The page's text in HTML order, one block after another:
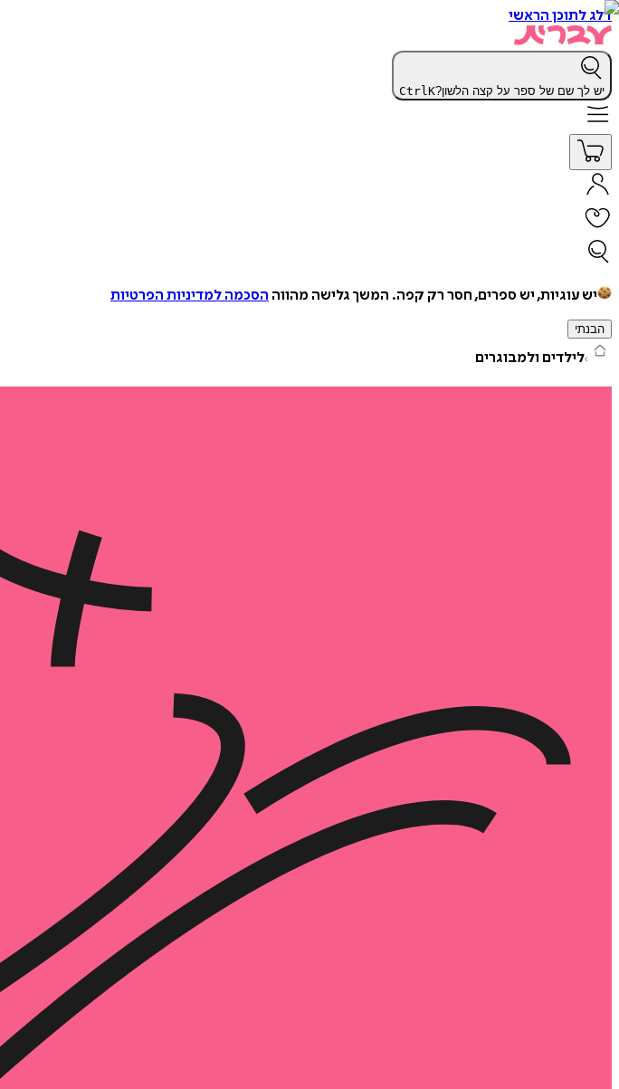
דלג לתוכן הראשי
יש לך שם של ספר על קצה הלשון? CtrlK
יש עוגיות, יש ספרים, חסר רק קפה. המשך גלישה מהווה הסכמה למדיניות הפרטיות
הבנתי
לילדים ולמבוגרים